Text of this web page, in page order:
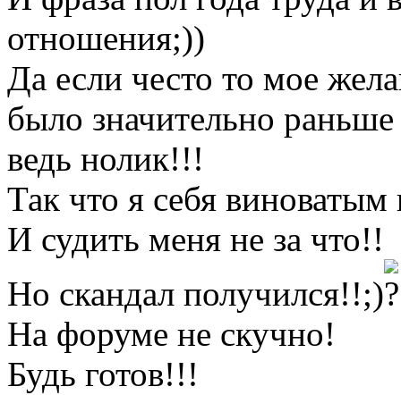
отношения;))
Да если често то мое
было значительно
ведь нолик!!!
Так что я себя
И судить меня не за что!!
Но скандал получился!!;)
На форуме не скучно!
Будь готов!!!